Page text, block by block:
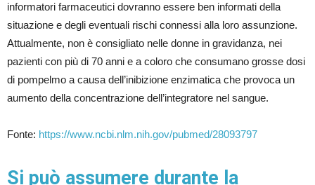
informatori farmaceutici dovranno essere ben informati della
situazione e degli eventuali rischi connessi alla loro assunzione.
Attualmente, non è consigliato nelle donne in gravidanza, nei
pazienti con più di 70 anni e a coloro che consumano grosse dosi
di pompelmo a causa dell’inibizione enzimatica che provoca un
aumento della concentrazione dell’integratore nel sangue.
Fonte: https://www.ncbi.nlm.nih.gov/pubmed/28093797
Si può assumere durante la